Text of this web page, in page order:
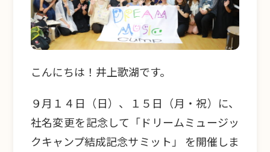
こんにちは！井上歌湖です。
９月１４日（日）、１５日（月・祝）に、
社名変更を記念して「ドリームミュージッ
クキャンプ結成記念サミット」 を開催しま